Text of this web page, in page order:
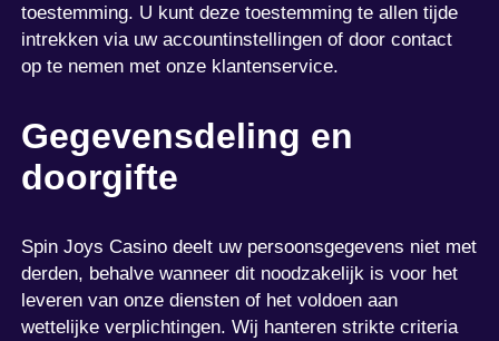
toestemming. U kunt deze toestemming te allen tijde
intrekken via uw accountinstellingen of door contact
op te nemen met onze klantenservice.
Gegevensdeling en
doorgifte
Spin Joys Casino deelt uw persoonsgegevens niet met
derden, behalve wanneer dit noodzakelijk is voor het
leveren van onze diensten of het voldoen aan
wettelijke verplichtingen. Wij hanteren strikte criteria